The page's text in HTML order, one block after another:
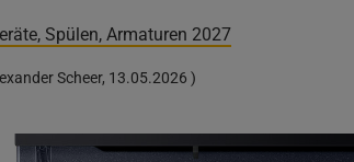
Spülen, Armaturen 2027
Scheer, 13.05.2026 )